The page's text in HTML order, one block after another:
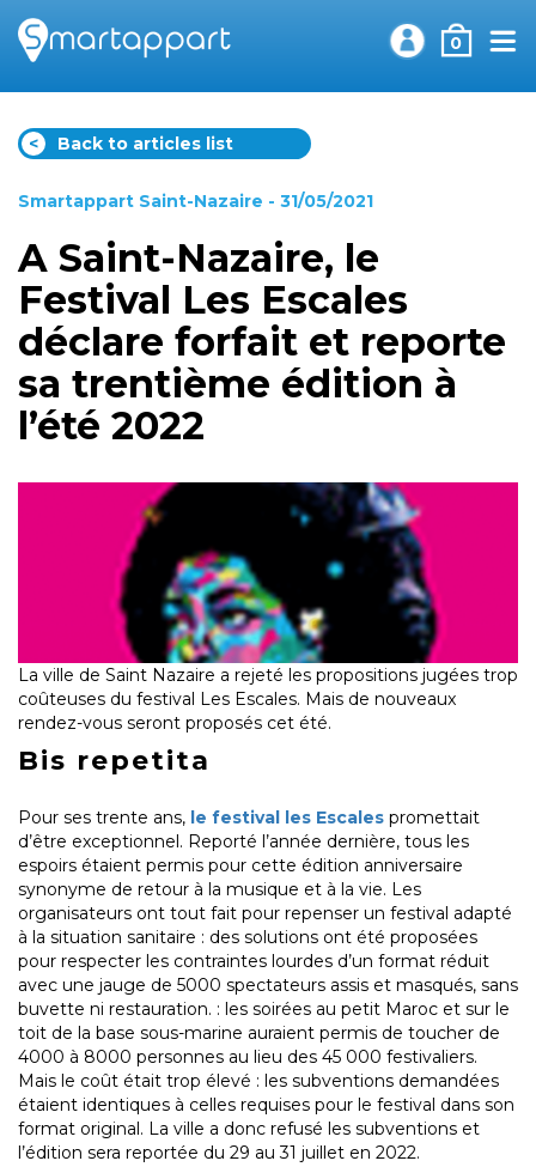
0
< Back to articles list
Smartappart Saint-Nazaire - 31/05/2021
A Saint-Nazaire, le
Festival Les Escales
déclare forfait et reporte
sa trentième édition à
l’été 2022
La ville de Saint Nazaire a rejeté les propositions jugées trop
coûteuses du festival Les Escales. Mais de nouveaux
rendez-vous seront proposés cet été.
Bis repetita
Pour ses trente ans, le festival les Escales promettait
d’être exceptionnel. Reporté l’année dernière, tous les
espoirs étaient permis pour cette édition anniversaire
synonyme de retour à la musique et à la vie. Les
organisateurs ont tout fait pour repenser un festival adapté
à la situation sanitaire : des solutions ont été proposées
pour respecter les contraintes lourdes d’un format réduit
avec une jauge de 5000 spectateurs assis et masqués, sans
buvette ni restauration. : les soirées au petit Maroc et sur le
toit de la base sous-marine auraient permis de toucher de
4000 à 8000 personnes au lieu des 45 000 festivaliers.
Mais le coût était trop élevé : les subventions demandées
étaient identiques à celles requises pour le festival dans son
format original. La ville a donc refusé les subventions et
l’édition sera reportée du 29 au 31 juillet en 2022.